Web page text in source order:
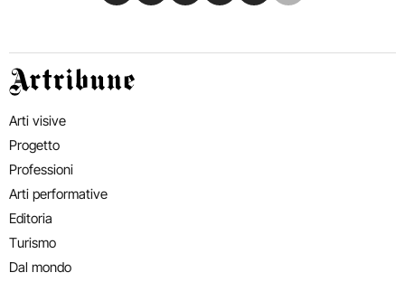
Artribune
Arti visive
Progetto
Professioni
Arti performative
Editoria
Turismo
Dal mondo